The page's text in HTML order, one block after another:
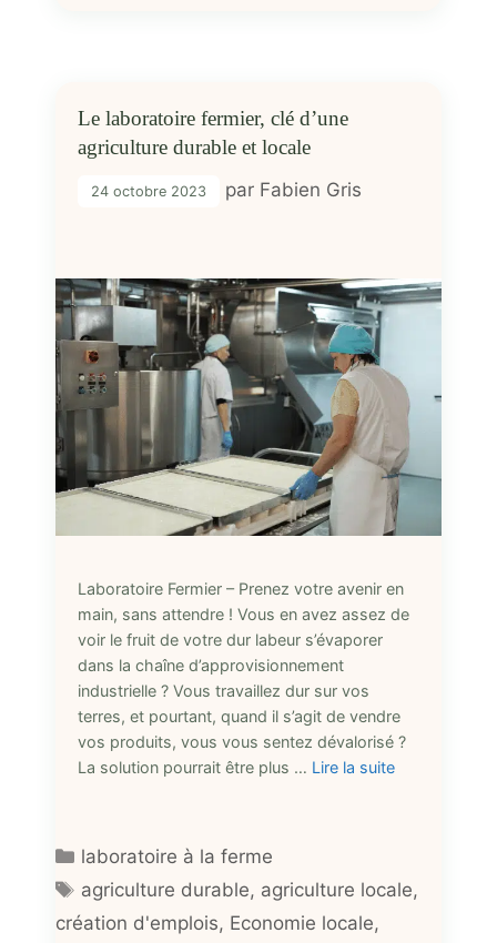
Le laboratoire fermier, clé d’une
agriculture durable et locale
24 octobre 2023 par Fabien Gris
Laboratoire Fermier – Prenez votre avenir en
main, sans attendre ! Vous en avez assez de
voir le fruit de votre dur labeur s’évaporer
dans la chaîne d’approvisionnement
industrielle ? Vous travaillez dur sur vos
terres, et pourtant, quand il s’agit de vendre
vos produits, vous vous sentez dévalorisé ?
La solution pourrait être plus … Lire la suite
Catégories
laboratoire à la ferme
Étiquettes
agriculture durable, agriculture locale,
création d'emplois, Economie locale,